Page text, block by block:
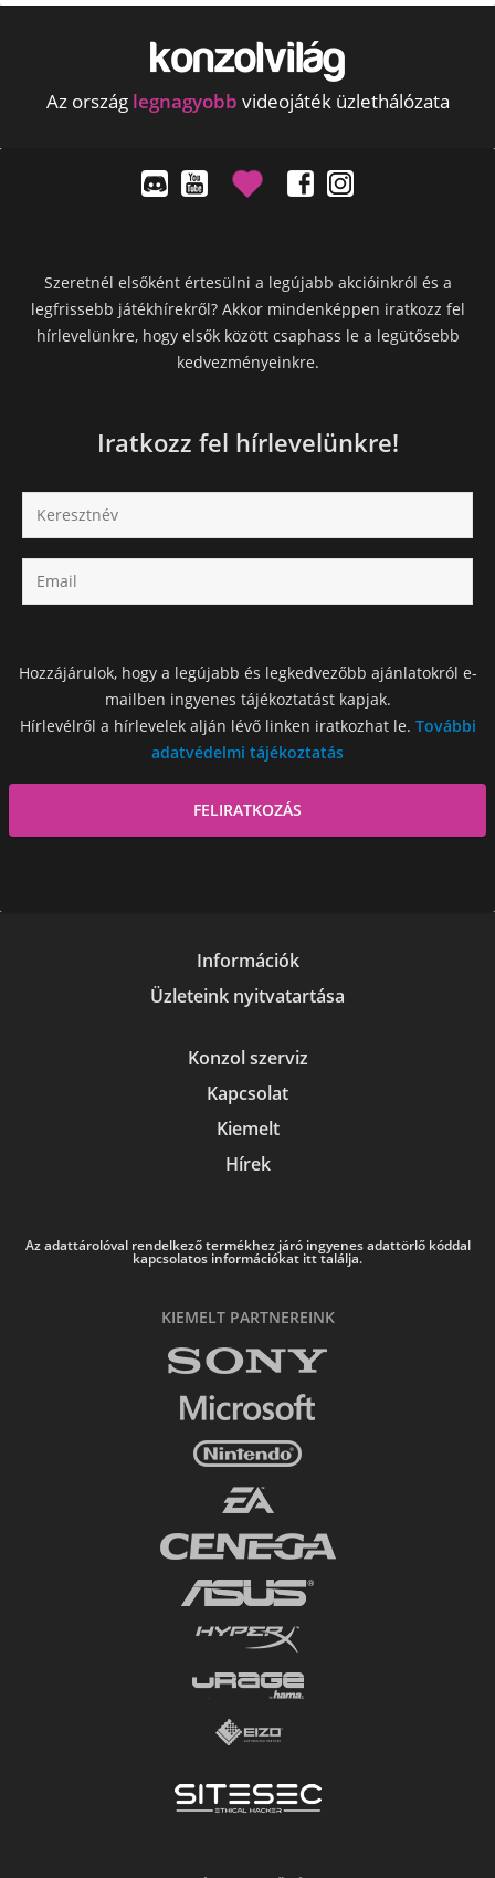
Az ország legnagyobb videojáték üzlethálózata
Szeretnél elsőként értesülni a legújabb akcióinkról és a
legfrissebb játékhírekről? Akkor mindenképpen iratkozz fel
hírlevelünkre, hogy elsők között csaphass le a legütősebb
kedvezményeinkre.
Iratkozz fel hírlevelünkre!
Hozzájárulok, hogy a legújabb és legkedvezőbb ajánlatokról e-
mailben ingyenes tájékoztatást kapjak.
Hírlevélről a hírlevelek alján lévő linken iratkozhat le. További
adatvédelmi tájékoztatás
Információk
Üzleteink nyitvatartása
Konzol szerviz
Kapcsolat
Kiemelt
Hírek
Az adattárolóval rendelkező termékhez járó ingyenes adattörlő kóddal
kapcsolatos információkat itt találja.
KIEMELT PARTNEREINK